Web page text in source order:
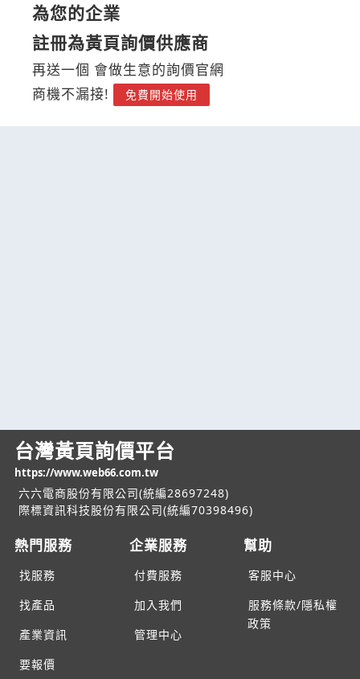
為您的企業
註冊為黃頁詢價供應商
再送一個 會做生意的詢價官網
商機不漏接!
免費開始使用
台灣黃頁詢價平台
https://www.web66.com.tw
六六電商股份有限公司(統編28697248)
際標資訊科技股份有限公司(統編70398496)
熱門服務
找服務
找產品
產業資訊
要報價
企業服務
付費服務
加入我們
管理中心
幫助
客服中心
服務條款/隱私權
政策